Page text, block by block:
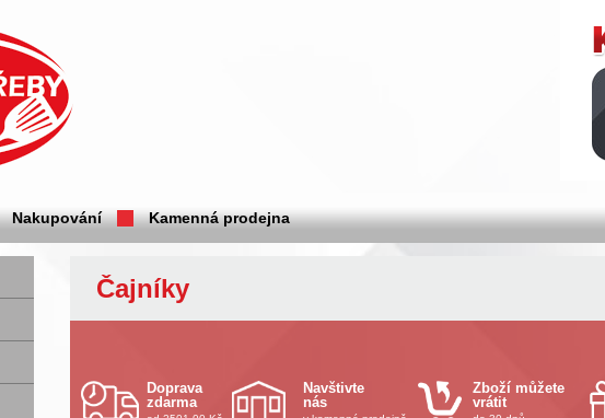
Nakupování Kamenná prodejna
Čajníky
Doprava
zdarma
Navštivte
nás
Zboží můžete
vrátit